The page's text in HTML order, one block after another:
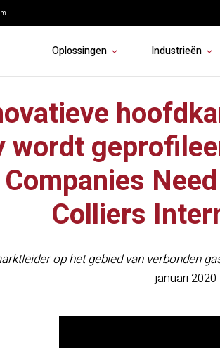
Oplossingen Industrieën
wordt
Colliers
op het gebied van verbonden
januari 2020